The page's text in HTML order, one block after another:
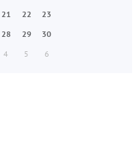
21 22
23
28 29
30
4 5 6